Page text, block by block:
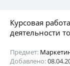
Курсовая
деятельности
Предмет:
Добавлено: